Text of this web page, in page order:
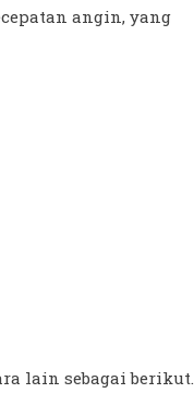
angin, yang
lain sebagai berikut.